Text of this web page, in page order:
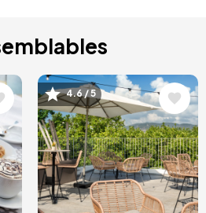
Image
4.6 / 5